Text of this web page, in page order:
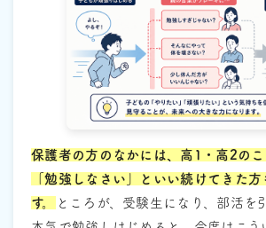
保護者の方のなかには、高1・高2のこ
「勉強しなさい」といい続けてきた方
す。
ところが、受験生になり、部活を